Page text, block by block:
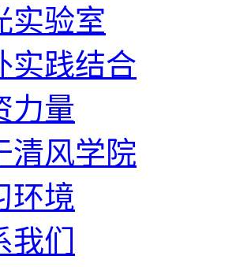
实验室
实践结合
力量
清风学院
环境
们